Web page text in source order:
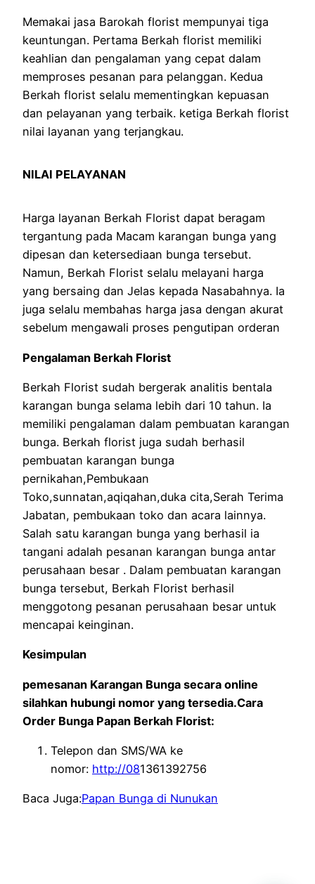
Memakai jasa Barokah florist mempunyai tiga
keuntungan. Pertama Berkah florist memiliki
keahlian dan pengalaman yang cepat dalam
memproses pesanan para pelanggan. Kedua
Berkah florist selalu mementingkan kepuasan
dan pelayanan yang terbaik. ketiga Berkah florist
nilai layanan yang terjangkau.
NILAI PELAYANAN
Harga layanan Berkah Florist dapat beragam
tergantung pada Macam karangan bunga yang
dipesan dan ketersediaan bunga tersebut.
Namun, Berkah Florist selalu melayani harga
yang bersaing dan Jelas kepada Nasabahnya. Ia
juga selalu membahas harga jasa dengan akurat
sebelum mengawali proses pengutipan orderan
Pengalaman Berkah Florist
Berkah Florist sudah bergerak analitis bentala
karangan bunga selama lebih dari 10 tahun. Ia
memiliki pengalaman dalam pembuatan karangan
bunga. Berkah florist juga sudah berhasil
pembuatan karangan bunga
pernikahan,Pembukaan
Toko,sunnatan,aqiqahan,duka cita,Serah Terima
Jabatan, pembukaan toko dan acara lainnya.
Salah satu karangan bunga yang berhasil ia
tangani adalah pesanan karangan bunga antar
perusahaan besar . Dalam pembuatan karangan
bunga tersebut, Berkah Florist berhasil
menggotong pesanan perusahaan besar untuk
mencapai keinginan.
Kesimpulan
pemesanan Karangan Bunga secara online
silahkan hubungi nomor yang tersedia.Cara
Order Bunga Papan Berkah Florist:
Telepon dan SMS/WA ke
nomor: http://081361392756
Baca Juga:Papan Bunga di Nunukan